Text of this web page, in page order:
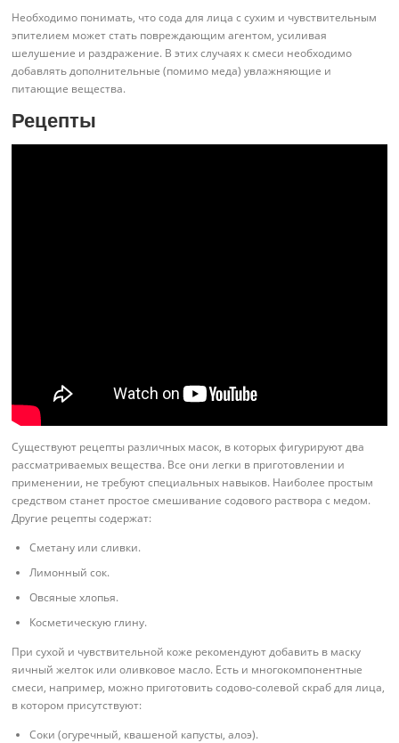
Необходимо понимать, что сода для лица с сухим и чувствительным
эпителием может стать повреждающим агентом, усиливая
шелушение и раздражение. В этих случаях к смеси необходимо
добавлять дополнительные (помимо меда) увлажняющие и
питающие вещества.
Рецепты
Существуют рецепты различных масок, в которых фигурируют два
рассматриваемых вещества. Все они легки в приготовлении и
применении, не требуют специальных навыков. Наиболее простым
средством станет простое смешивание содового раствора с медом.
Другие рецепты содержат:
Сметану или сливки.
Лимонный сок.
Овсяные хлопья.
Косметическую глину.
При сухой и чувствительной коже рекомендуют добавить в маску
яичный желток или оливковое масло. Есть и многокомпонентные
смеси, например, можно приготовить содово-солевой скраб для лица,
в котором присутствуют:
Соки (огуречный, квашеной капусты, алоэ).